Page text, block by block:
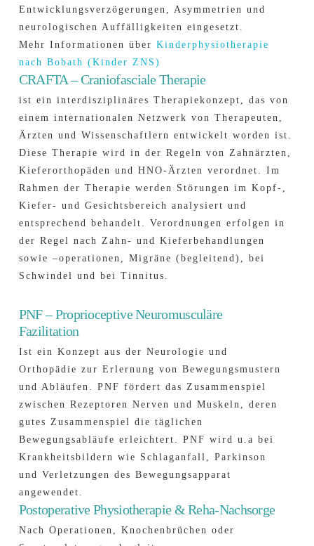
Entwicklungsverzögerungen, Asymmetrien und
neurologischen Auffälligkeiten eingesetzt.
Mehr Informationen über Kinderphysiotherapie
nach Bobath (Kinder ZNS)
CRAFTA – Craniofasciale Therapie
ist ein interdisziplinäres Therapiekonzept, das von
einem internationalen Netzwerk von Therapeuten,
Ärzten und Wissenschaftlern entwickelt worden ist.
Diese Therapie wird in der Regeln von Zahnärzten,
Kieferorthopäden und HNO-Ärzten verordnet. Im
Rahmen der Therapie werden Störungen im Kopf-,
Kiefer- und Gesichtsbereich analysiert und
entsprechend behandelt. Verordnungen erfolgen in
der Regel nach Zahn- und Kieferbehandlungen
sowie –operationen, Migräne (begleitend), bei
Schwindel und bei Tinnitus.
PNF – Proprioceptive Neuromusculäre
Fazilitation
Ist ein Konzept aus der Neurologie und
Orthopädie zur Erlernung von Bewegungsmustern
und Abläufen. PNF fördert das Zusammenspiel
zwischen Rezeptoren Nerven und Muskeln, deren
gutes Zusammenspiel die täglichen
Bewegungsabläufe erleichtert. PNF wird u.a bei
Krankheitsbildern wie Schlaganfall, Parkinson
und Verletzungen des Bewegungsapparat
angewendet.
Postoperative Physiotherapie & Reha-Nachsorge
Nach Operationen, Knochenbrüchen oder